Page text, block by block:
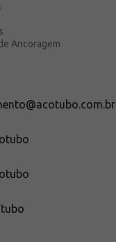
Ancoragem